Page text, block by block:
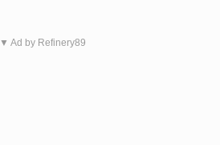
▼ Ad by Refinery89